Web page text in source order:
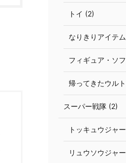
トイ (2)
なりきりアイテ
フィギュア・ソ
帰ってきたウル
スーパー戦隊 (2)
トッキュウジャ
リュウソウジャ